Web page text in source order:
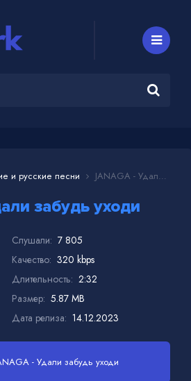
и русские песни JANAGA - Удали забудь уходи
забудь уходи
Слушали: 7 805
Качество: 320 kbps
Длительность: 2:32
Размер: 5.87 MB
Дата релиза: 14.12.2023
- Удали забудь уходи